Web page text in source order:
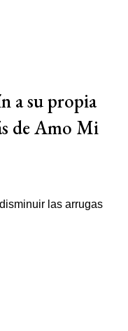
a su propia
de Amo Mi